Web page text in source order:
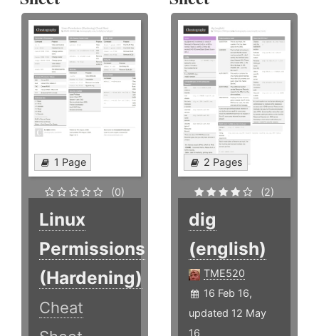
1 Page
(0)
Linux
Permissions
(Hardening)
Cheat
2 Pages
(2)
dig
(english)
TME520
16 Feb 16,
updated 12 May
16